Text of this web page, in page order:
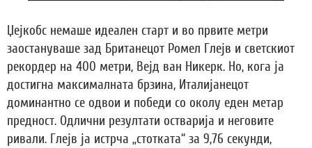
Џејкобс немаше идеален старт и во првите метри
заостануваше зад Британецот Ромел Глејв и светскиот
рекордер на 400 метри, Вејд ван Никерк. Но, кога ја
достигна максималната брзина, Италијанецот
доминантно се одвои и победи со околу еден метар
предност. Одлични резултати остварија и неговите
ривали. Глејв ја истрча „стотката“ за 9,76 секунди,